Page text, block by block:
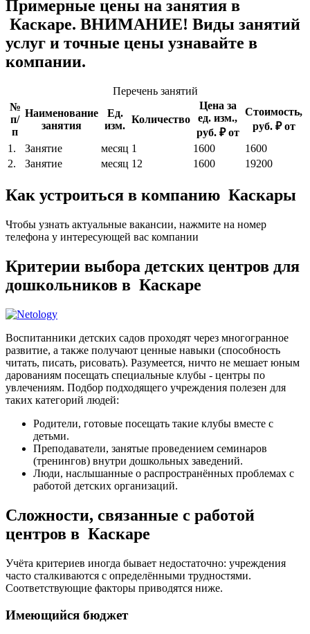
Примерные цены на занятия в
Каскаре. ВНИМАНИЕ! Виды занятий
услуг и точные цены узнавайте в
компании.
Перечень занятий
№
п/
п
Наименование
занятия
Ед.
изм.
Количество
Цена за
ед. изм.,
руб. ₽ от
Стоимость,
руб. ₽ от
1.
Занятие месяц 1 1600
1600
2.
Занятие месяц 12 1600 19200
Как устроиться в компанию Каскары
Чтобы узнать актуальные вакансии, нажмите на номер
телефона у интересующей вас компании
Критерии выбора детских центров для
дошкольников в Каскаре
Воспитанники детских садов проходят через многогранное
развитие, а также получают ценные навыки (способность
читать, писать, рисовать). Разумеется, ничто не мешает юным
дарованиям посещать специальные клубы - центры по
увлечениям. Подбор подходящего учреждения полезен для
таких категорий людей:
Родители, готовые посещать такие клубы вместе с
детьми.
Преподаватели, занятые проведением семинаров
(тренингов) внутри дошкольных заведений.
Люди, наслышанные о распространённых проблемах с
работой детских организаций.
Сложности, связанные с работой
центров в Каскаре
Учёта критериев иногда бывает недостаточно: учреждения
часто сталкиваются с определёнными трудностями.
Соответствующие факторы приводятся ниже.
Имеющийся бюджет